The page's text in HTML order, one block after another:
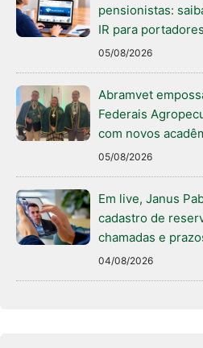
pensionistas:
IR para
05/08/2026
Abramvet
Federais
com novos
05/08/2026
Em live, Janus
cadastro de
chamadas e
04/08/2026